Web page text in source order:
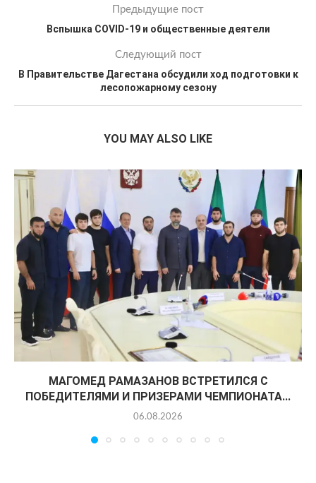
Предыдущие пост
Вспышка COVID-19 и общественные деятели
Следующий пост
В Правительстве Дагестана обсудили ход подготовки к
лесопожарному сезону
YOU MAY ALSO LIKE
МАГОМЕД РАМАЗАНОВ ВСТРЕТИЛСЯ С
ПОБЕДИТЕЛЯМИ И ПРИЗЕРАМИ ЧЕМПИОНАТА...
06.08.2026